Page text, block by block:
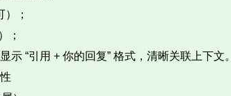
；​
；​
“引用 + 你的回复” 格式，清晰关联上下文。​